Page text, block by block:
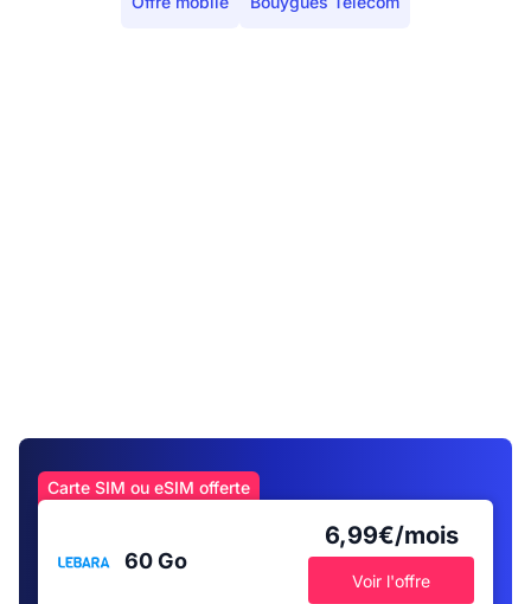
Carte SIM ou eSIM offerte
60 Go
6,99€/mois
Voir l'offre